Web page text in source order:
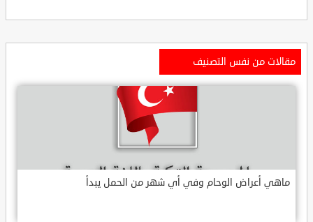
مقالات من نفس التصنيف
ماهي أعراض الوحام وفي أي شهر من الحمل يبدأ